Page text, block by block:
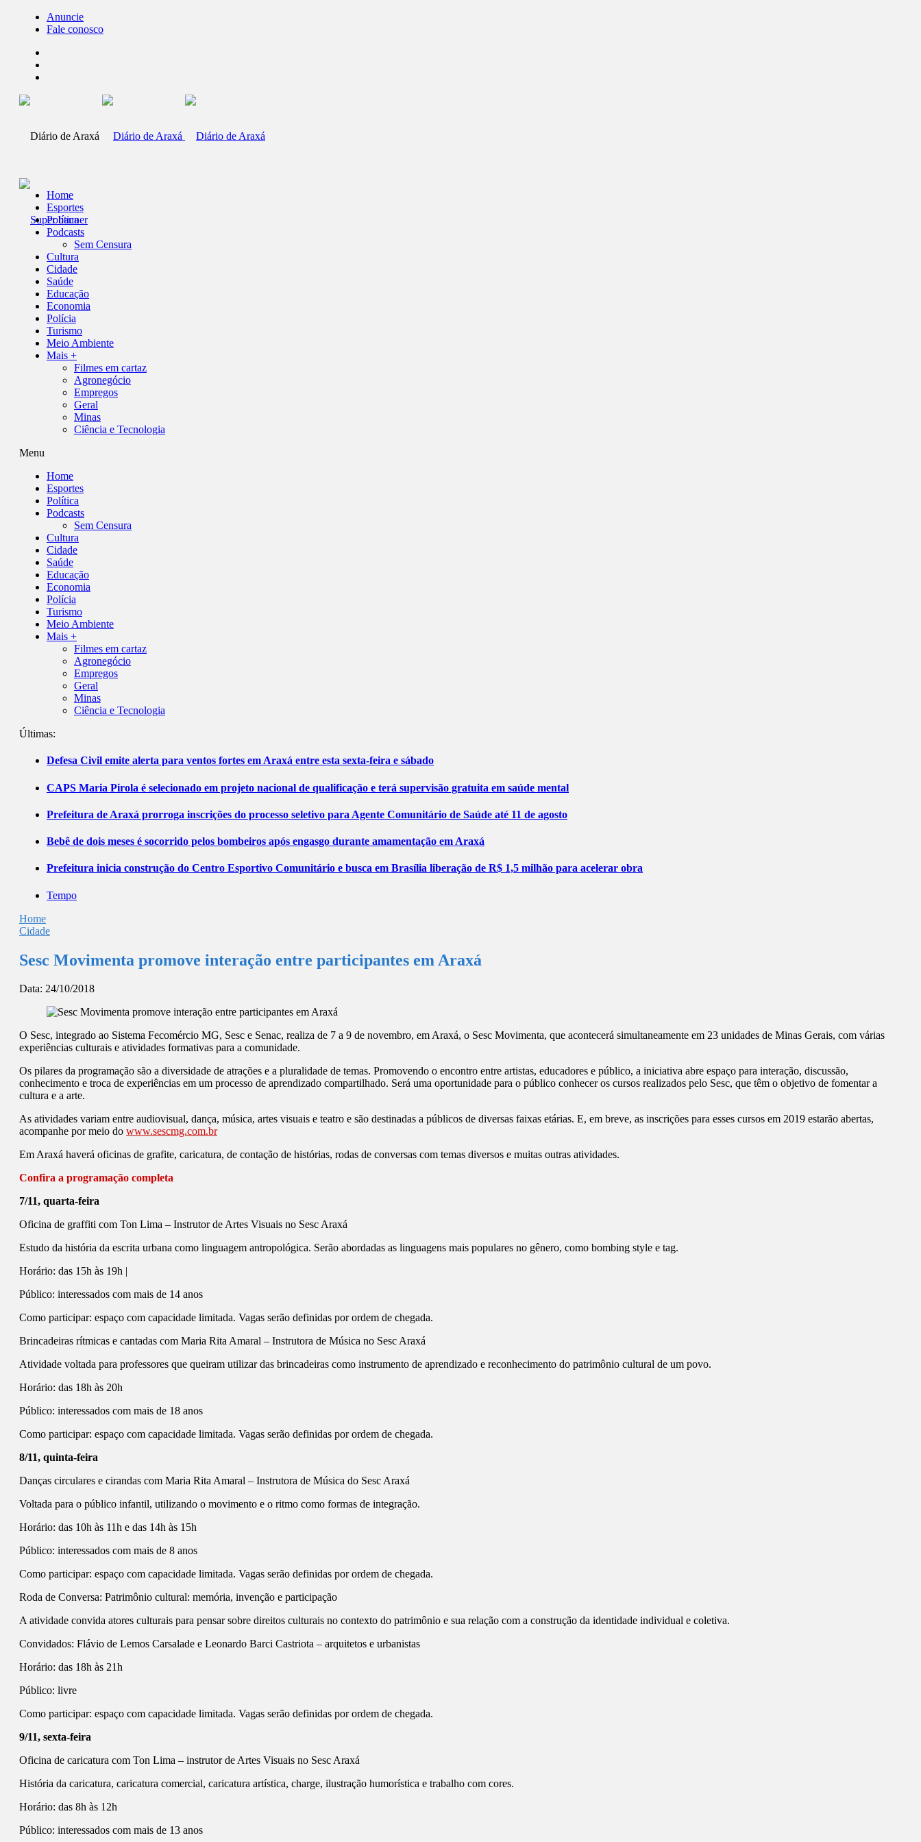
Anuncie
Fale conosco
Home
Esportes
Política
Podcasts
Sem Censura
Cultura
Cidade
Saúde
Educação
Economia
Polícia
Turismo
Meio Ambiente
Mais +
Filmes em cartaz
Agronegócio
Empregos
Geral
Minas
Ciência e Tecnologia
Menu
Home
Esportes
Política
Podcasts
Sem Censura
Cultura
Cidade
Saúde
Educação
Economia
Polícia
Turismo
Meio Ambiente
Mais +
Filmes em cartaz
Agronegócio
Empregos
Geral
Minas
Ciência e Tecnologia
Últimas:
Defesa Civil emite alerta para ventos fortes em Araxá entre esta sexta-feira e sábado
CAPS Maria Pirola é selecionado em projeto nacional de qualificação e terá supervisão gratuita em saúde mental
Prefeitura de Araxá prorroga inscrições do processo seletivo para Agente Comunitário de Saúde até 11 de agosto
Bebê de dois meses é socorrido pelos bombeiros após engasgo durante amamentação em Araxá
Prefeitura inicia construção do Centro Esportivo Comunitário e busca em Brasília liberação de R$ 1,5 milhão para acelerar obra
Tempo
Home
Cidade
Sesc Movimenta promove interação entre participantes em Araxá
Data: 24/10/2018
O Sesc, integrado ao Sistema Fecomércio MG, Sesc e Senac, realiza de 7 a 9 de novembro, em Araxá, o Sesc Movimenta, que acontecerá simultaneamente em 23 unidades de Minas Gerais, com várias
experiências culturais e atividades formativas para a comunidade.
Os pilares da programação são a diversidade de atrações e a pluralidade de temas. Promovendo o encontro entre artistas, educadores e público, a iniciativa abre espaço para interação, discussão,
conhecimento e troca de experiências em um processo de aprendizado compartilhado. Será uma oportunidade para o público conhecer os cursos realizados pelo Sesc, que têm o objetivo de fomentar a
cultura e a arte.
As atividades variam entre audiovisual, dança, música, artes visuais e teatro e são destinadas a públicos de diversas faixas etárias. E, em breve, as inscrições para esses cursos em 2019 estarão abertas,
acompanhe por meio do www.sescmg.com.br
Em Araxá haverá oficinas de grafite, caricatura, de contação de histórias, rodas de conversas com temas diversos e muitas outras atividades.
Confira a programação completa
7/11, quarta-feira
Oficina de graffiti com Ton Lima – Instrutor de Artes Visuais no Sesc Araxá
Estudo da história da escrita urbana como linguagem antropológica. Serão abordadas as linguagens mais populares no gênero, como bombing style e tag.
Horário: das 15h às 19h |
Público: interessados com mais de 14 anos
Como participar: espaço com capacidade limitada. Vagas serão definidas por ordem de chegada.
Brincadeiras rítmicas e cantadas com Maria Rita Amaral – Instrutora de Música no Sesc Araxá
Atividade voltada para professores que queiram utilizar das brincadeiras como instrumento de aprendizado e reconhecimento do patrimônio cultural de um povo.
Horário: das 18h às 20h
Público: interessados com mais de 18 anos
Como participar: espaço com capacidade limitada. Vagas serão definidas por ordem de chegada.
8/11, quinta-feira
Danças circulares e cirandas com Maria Rita Amaral – Instrutora de Música do Sesc Araxá
Voltada para o público infantil, utilizando o movimento e o ritmo como formas de integração.
Horário: das 10h às 11h e das 14h às 15h
Público: interessados com mais de 8 anos
Como participar: espaço com capacidade limitada. Vagas serão definidas por ordem de chegada.
Roda de Conversa: Patrimônio cultural: memória, invenção e participação
A atividade convida atores culturais para pensar sobre direitos culturais no contexto do patrimônio e sua relação com a construção da identidade individual e coletiva.
Convidados: Flávio de Lemos Carsalade e Leonardo Barci Castriota – arquitetos e urbanistas
Horário: das 18h às 21h
Público: livre
Como participar: espaço com capacidade limitada. Vagas serão definidas por ordem de chegada.
9/11, sexta-feira
Oficina de caricatura com Ton Lima – instrutor de Artes Visuais no Sesc Araxá
História da caricatura, caricatura comercial, caricatura artística, charge, ilustração humorística e trabalho com cores.
Horário: das 8h às 12h
Público: interessados com mais de 13 anos